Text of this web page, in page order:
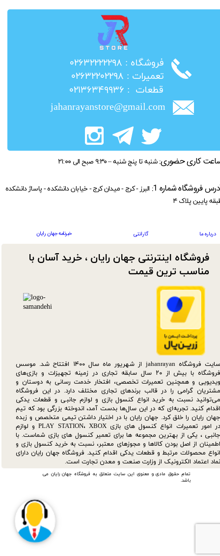
تمام حقوق مادی و معنوی این سایت متعلق به فروشگاه جهان رایان می
باشد.
​فروشگاه : ۰۲۶۳۲۲۲۲۲۹۸
​تعمیرات : ۰۲۶۳۲۲۰۲۲۹۸
​قطعات : ۰۲۱۳۶۳۴۹۹۳۶
jahanrayanstore@gmail.com
سایت فروشگاه jahanrayan از شهریور ماه سال ۱۴۰۰ افتتاح شد. موسس
فروشگاه با بیش از ۲۰ سال سابقه تجاری در زمینه تجهیزات و بازی‌های
ویدیویی و همچنین تعمیرات تخصصی، افتخار خدمت رسانی به دوستان و
مشتریان گرامی را در قالب برندهای تجاری مختلف دارد. در این فروشگاه
می‌توانید نسبت به خرید انواع کنسول بازی و لوازم جانبی و قطعات یدکی‌
اقدام کنید. تجربه‌ای که در این سال‌ها بدست آمد، اندوخته بزرگی بود که تیم
جهان رایان را خلق کرد. جهان رایان با در اختیار داشتن تیمی متخصص و زبده
در امور تعمیرات انواع کنسول های بازی PLAY STATION، XBOX و لوازم
جانبی ، یکی از بهترین مجموعه ها برای تعمیر کنسول های بازی شماست. با
اطمینان از اصل بودن کالاها و مجوزهای معتبر، نسبت به خرید کنسول بازی و
انواع محصولات مرتبط و قطعات یدکی اقدام کنید. فروشگاه جهان رایان دارای
نماد اعتماد الکترونیک از وزارت صنعت و معدن تجارت است.
فروشگاه اینترنتی جهان رایان ، خرید آسان با
مناسب ترین قیمت​​​​​​​
کاری حضوری: شنبه تا پنج شنبه – ۹:۳۰ صبح الی ۲۱:۰۰
درباره ما گارانتی خبرنامه جهان رایان
فروشگاه شماره 1:
البرز - کرج - میدان کرج - خیابان دانشکده - پاساژ دانشکده
پایین پلاک ۴